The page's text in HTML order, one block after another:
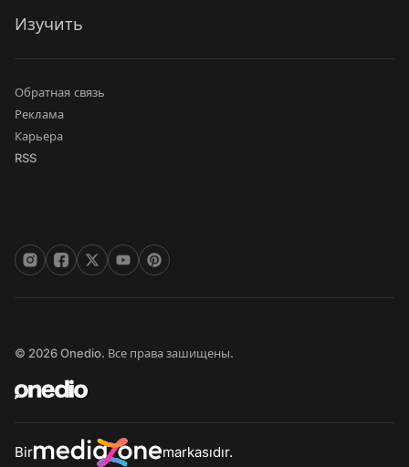
Изучить
Обратная связь
Реклама
Карьера
RSS
© 2026 Onedio. Все права зашищены.
Bir markasıdır.